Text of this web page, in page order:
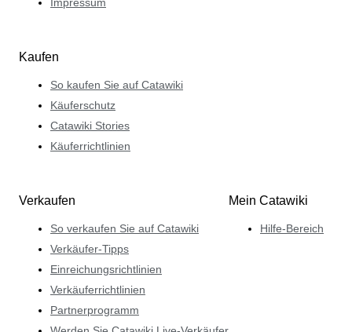
Kaufen
So kaufen Sie auf Catawiki
Käuferschutz
Catawiki Stories
Käuferrichtlinien
Verkaufen
So verkaufen Sie auf Catawiki
Verkäufer-Tipps
Einreichungsrichtlinien
Verkäuferrichtlinien
Partnerprogramm
Mein Catawiki
Hilfe-Bereich